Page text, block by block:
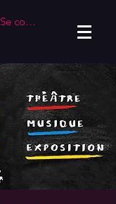
Se connecter